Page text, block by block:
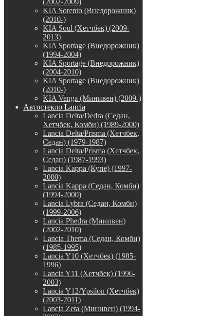
KIA Sorento (Внедорожник)
(2010-)
KIA Soul (Хетчбек) (2009-
2013)
KIA Sportage (Внедорожник)
(1994-2004)
KIA Sportage (Внедорожник)
(2004-2010)
KIA Sportage (Внедорожник)
(2010-)
KIA Venga (Минивен) (2009-)
Автостекло Lancia
Lancia Delta/Dedra (Седан,
Хетчбек, Комби) (1989-2000)
Lancia Delta/Prisma (Хетчбек,
Седан) (1979-1987)
Lancia Delta/Prisma (Хетчбек,
Седан) (1987-1993)
Lancia Kappa (Купе) (1997-
2000)
Lancia Kappa (Седан, Комби)
(1994-2000)
Lancia Lybra (Седан, Комби)
(1999-2006)
Lancia Phedra (Минивен)
(2002-2010)
Lancia Thema (Седан, Комби)
(1985-1995)
Lancia Y10 (Хетчбек) (1985-
1996)
Lancia Y11 (Хетчбек) (1996-
2003)
Lancia Y12/Ypsilon (Хетчбек)
(2003-2011)
Lancia Zeta (Минивен) (1994-